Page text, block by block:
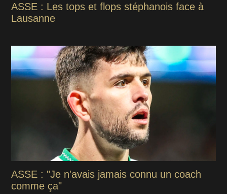
ASSE : Les tops et flops stéphanois face à
Lausanne
ASSE : "Je n'avais jamais connu un coach
comme ça"